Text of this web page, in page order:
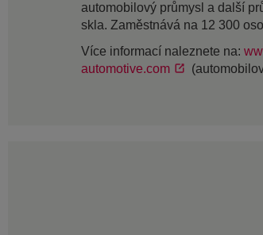
automobilový průmysl a další
skla. Zaměstnává na 12 300
Více informací naleznete na:
automotive.com